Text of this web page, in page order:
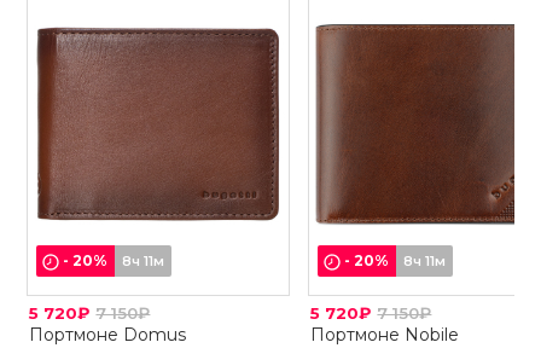
-20% 8ч 11м
5 720₽ 7 150₽
Портмоне Domus
-20% 8ч 11м
5 720₽ 7 150₽
Портмоне Nobile